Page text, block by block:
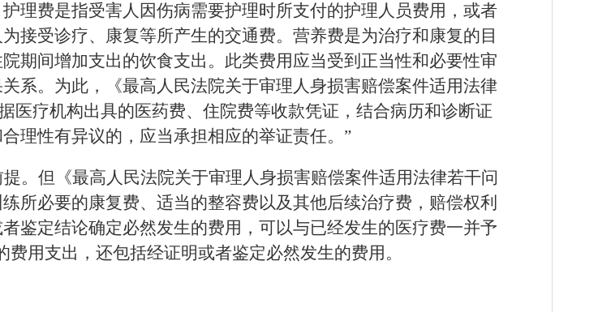
理费是指受害人因伤病需要护理时所支付的护理人员费用，或者
接受诊疗、康复等所产生的交通费。营养费是为治疗和康复的目
期间增加支出的饮食支出。此类费用应当受到正当性和必要性审
系。为此，《最高人民法院关于审理人身损害赔偿案件适用法律
医疗机构出具的医药费、住院费等收款凭证，结合病历和诊断证
理性有异议的，应当承担相应的举证责任。”
。但《最高人民法院关于审理人身损害赔偿案件适用法律若干问
所必要的康复费、适当的整容费以及其他后续治疗费，赔偿权利
鉴定结论确定必然发生的费用，可以与已经发生的医疗费一并予
用支出，还包括经证明或者鉴定必然发生的费用。